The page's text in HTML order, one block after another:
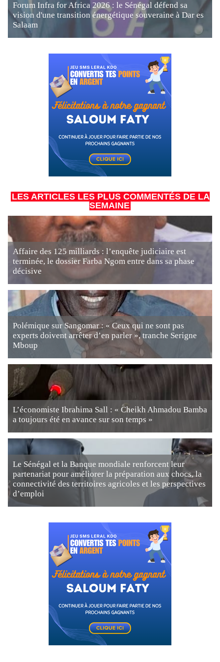
Forum Infra for Africa 2026 : le Sénégal défend sa
vision d'une transition énergétique souveraine à Dar es
Salaam
LES ARTICLES LES PLUS COMMENTÉS DE LA
SEMAINE
Affaire des 125 milliards : l’enquête judiciaire est
terminée, le dossier Farba Ngom entre dans sa phase
décisive
Polémique sur Sangomar : « Ceux qui ne sont pas
experts doivent arrêter d’en parler », tranche Serigne
Mboup
L’économiste Ibrahima Sall : « Cheikh Ahmadou Bamba
a toujours été en avance sur son temps »
Le Sénégal et la Banque mondiale renforcent leur
partenariat pour améliorer la préparation aux chocs, la
connectivité des territoires agricoles et les perspectives
d’emploi